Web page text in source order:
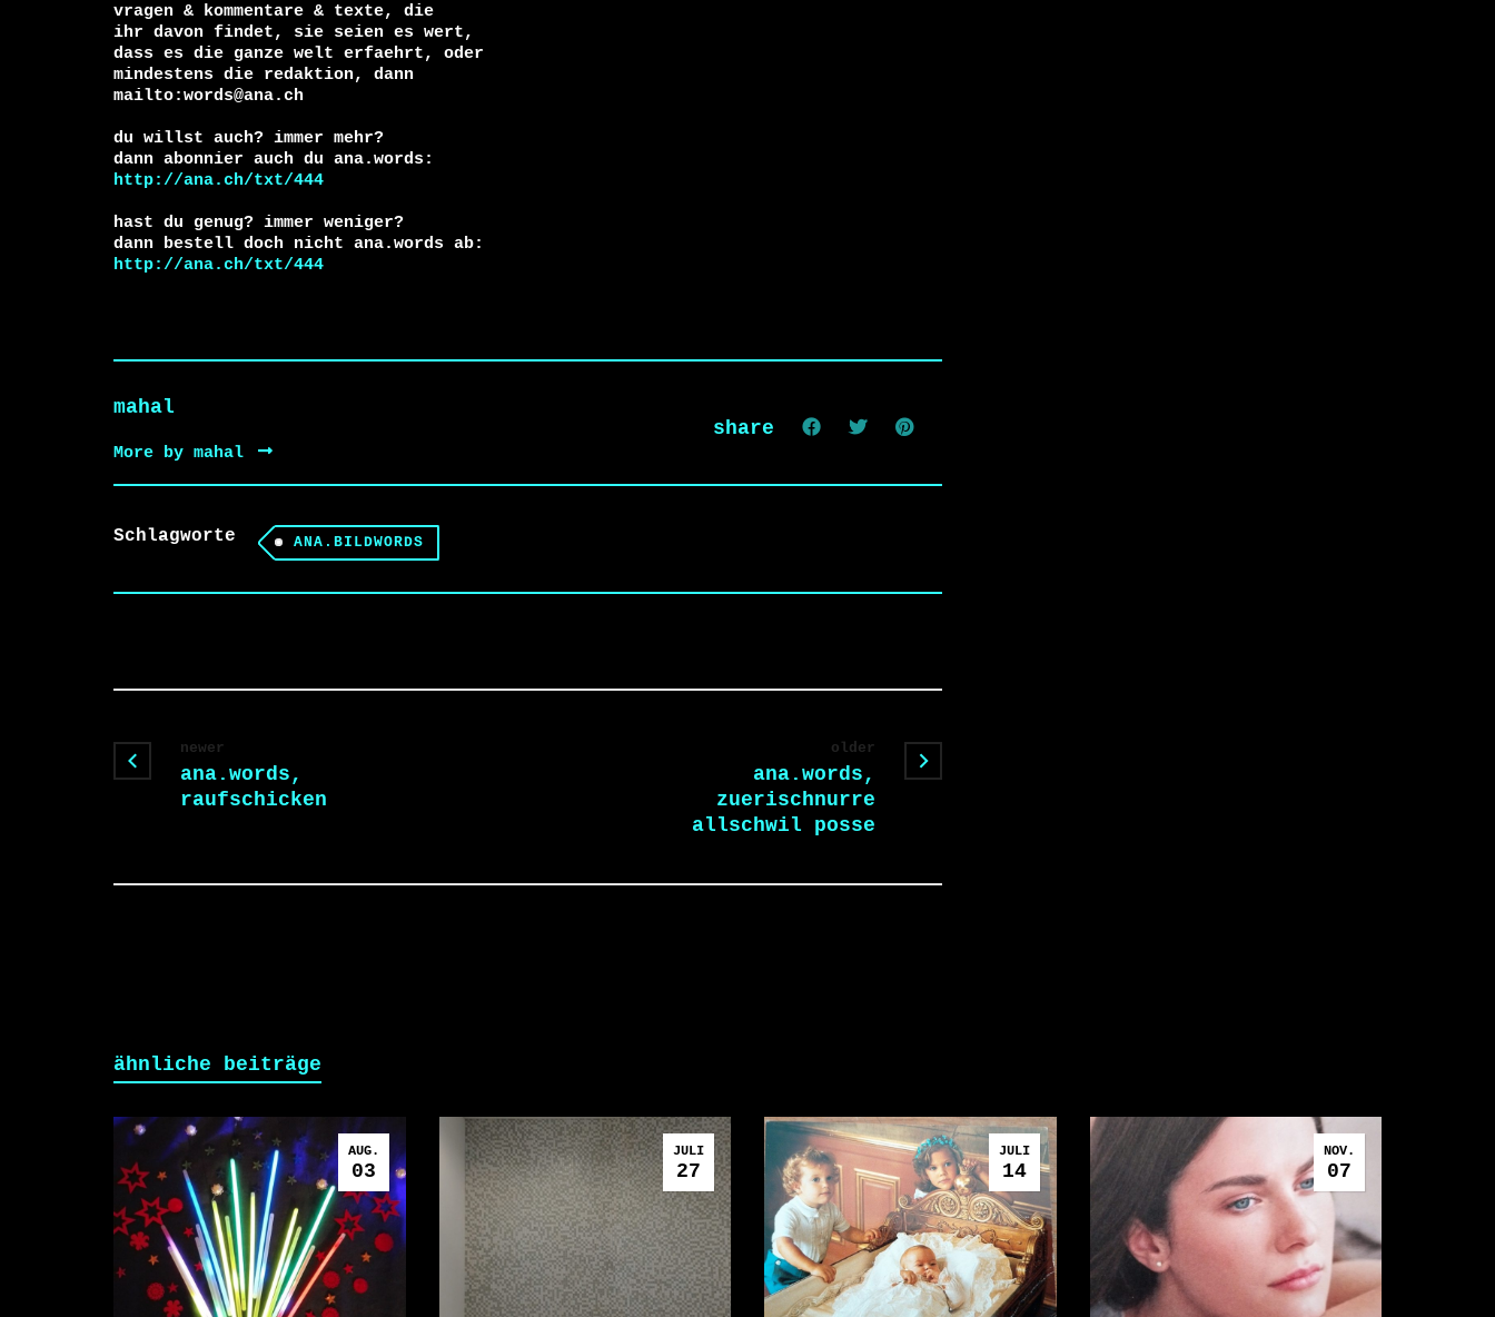
vragen & kommentare & texte, die
ihr davon findet, sie seien es wert,
dass es die ganze welt erfaehrt, oder
mindestens die redaktion, dann
mailto:words@ana.ch
du willst auch? immer mehr?
http://ana.ch/txt/444
hast du genug? immer weniger?
http://ana.ch/txt/444
mahal
More by mahal
share
Schlagworte ANA.BILDWORDS
newer
ana.words,
raufschicken
older
ana.words,
zuerischnurre
allschwil posse
ähnliche beiträge
AUG.
03
JULI
27
JULI
14
NOV.
07